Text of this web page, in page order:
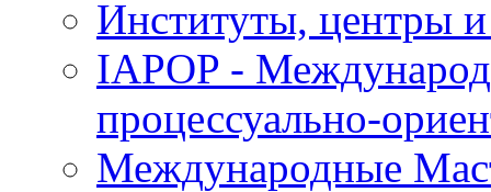
Институты, центры
IAPOP -
процессуально-
Международные